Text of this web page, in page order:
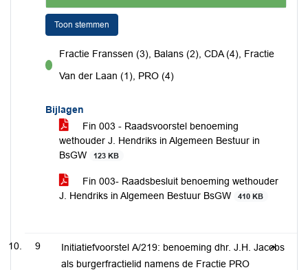
Toon stemmen
voor
Fractie Franssen (3), Balans (2), CDA (4), Fractie
Van der Laan (1), PRO (4)
Bijlagen
Fin 003 - Raadsvoorstel benoeming
wethouder J. Hendriks in Algemeen Bestuur in
BsGW
123 KB
Fin 003- Raadsbesluit benoeming wethouder
J. Hendriks in Algemeen Bestuur BsGW
410 KB
9
Initiatiefvoorstel A/219: benoeming dhr. J.H. Jacobs
als burgerfractielid namens de Fractie PRO